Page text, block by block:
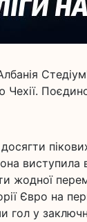
Чехії.
виступила
жодної
Євро на
гол у